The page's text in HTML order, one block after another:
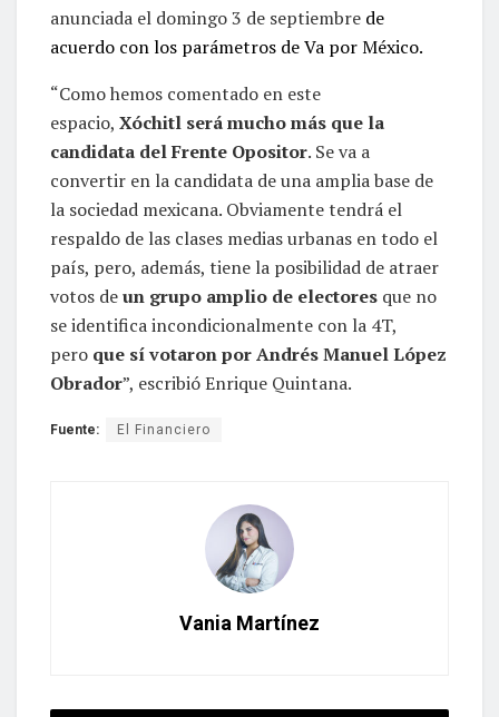
anunciada el domingo 3 de septiembre de
acuerdo con los parámetros de Va por México.
“Como hemos comentado en este
espacio, Xóchitl será mucho más que la
candidata del Frente Opositor. Se va a
convertir en la candidata de una amplia base de
la sociedad mexicana. Obviamente tendrá el
respaldo de las clases medias urbanas en todo el
país, pero, además, tiene la posibilidad de atraer
votos deun grupo amplio de electores que no
se identifica incondicionalmente con la 4T,
pero que sí votaron por Andrés Manuel López
Obrador”, escribió Enrique Quintana.
Fuente: El Financiero
Vania Martínez